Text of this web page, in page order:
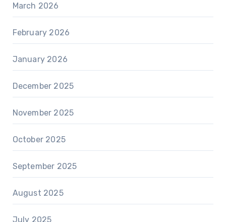
March 2026
February 2026
January 2026
December 2025
November 2025
October 2025
September 2025
August 2025
July 2025